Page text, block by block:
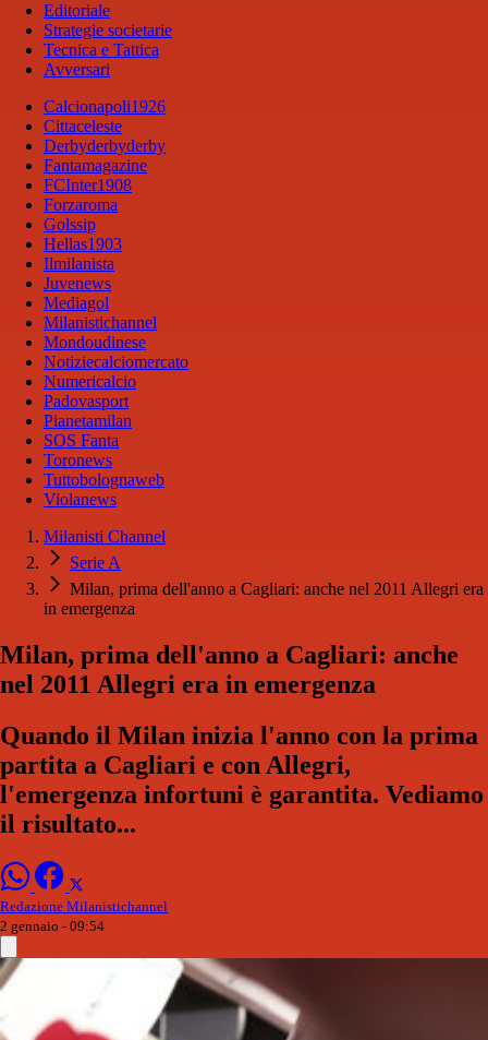
Editoriale
Strategie societarie
Tecnica e Tattica
Avversari
Calcionapoli1926
Cittaceleste
Derbyderbyderby
Fantamagazine
FCInter1908
Forzaroma
Golssip
Hellas1903
Ilmilanista
Juvenews
Mediagol
Milanistichannel
Mondoudinese
Notiziecalciomercato
Numericalcio
Padovasport
Pianetamilan
SOS Fanta
Toronews
Tuttobolognaweb
Violanews
Milanisti Channel
Serie A
Milan, prima dell'anno a Cagliari: anche nel 2011 Allegri era
in emergenza
Milan, prima dell'anno a Cagliari: anche
nel 2011 Allegri era in emergenza
Quando il Milan inizia l'anno con la prima
partita a Cagliari e con Allegri,
l'emergenza infortuni è garantita. Vediamo
il risultato...
Redazione Milanistichannel
2 gennaio - 09:54